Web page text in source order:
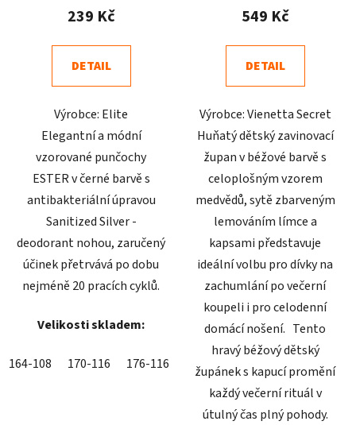
produktu
5,0
z
hvězdiček.
239 Kč
DETAIL
Výrobce: Elite
Elegantní a módní
vzorované punčochy
ESTER v černé barvě s
antibakteriální úpravou
Sanitized Silver -
deodorant nohou, zaručený
účinek přetrvává po dobu
nejméně 20 pracích cyklů.
Velikosti skladem:
164-108 170-116 176-116 182-116
produktu
4,8
z
hvězdiček.
549 Kč
DETAIL
Výrobce: Vienetta Secret
Huňatý dětský zavinovací
župan v béžové barvě s
celoplošným vzorem
medvědů, sytě zbarveným
lemováním límce a
kapsami představuje
ideální volbu pro dívky na
zachumlání po večerní
koupeli i pro celodenní
domácí nošení. Tento
hravý béžový dětský
župánek s kapucí promění
každý večerní rituál v
útulný čas plný pohody.